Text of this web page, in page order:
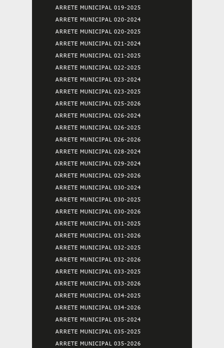
ARRETE MUNICIPAL 019-2025
ARRETE MUNICIPAL 020-2024
ARRETE MUNICIPAL 020-2025
ARRETE MUNICIPAL 021-2024
ARRETE MUNICIPAL 021-2025
ARRETE MUNICIPAL 022-2025
ARRETE MUNICIPAL 023-2024
ARRETE MUNICIPAL 023-2025
ARRETE MUNICIPAL 025-2026
ARRETE MUNICIPAL 026-2024
ARRETE MUNICIPAL 026-2025
ARRETE MUNICIPAL 026-2026
ARRETE MUNICIPAL 028-2024
ARRETE MUNICIPAL 029-2024
ARRETE MUNICIPAL 029-2026
ARRETE MUNICIPAL 030-2024
ARRETE MUNICIPAL 030-2025
ARRETE MUNICIPAL 030-2026
ARRETE MUNICIPAL 031-2025
ARRETE MUNICIPAL 031-2026
ARRETE MUNICIPAL 032-2025
ARRETE MUNICIPAL 032-2026
ARRETE MUNICIPAL 033-2025
ARRETE MUNICIPAL 033-2026
ARRETE MUNICIPAL 034-2025
ARRETE MUNICIPAL 034-2026
ARRETE MUNICIPAL 035-2024
ARRETE MUNICIPAL 035-2025
ARRETE MUNICIPAL 035-2026